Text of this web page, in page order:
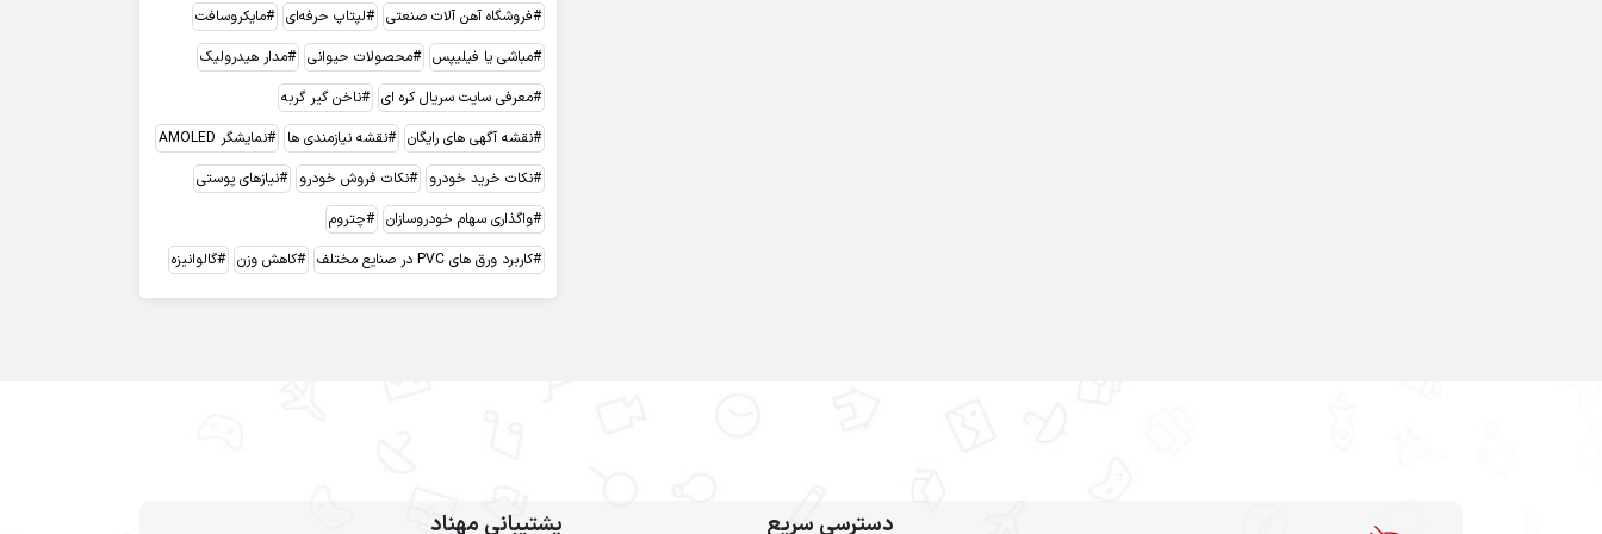
فروشگاه آهن آلات صنعتی لپتاپ حرفه‌ای
مایکروسافت
مباشی یا فیلیپس
محصولات حیوانی
مدار هیدرولیک
معرفی سایت سریال کره ای
ناخن گیر گربه
نقشه آگهی های رایگان
نقشه نیازمندی ها
نمایشگر AMOLED
نکات خرید خودرو
نکات فروش خودرو
نیازهای پوستی
واگذاری سهام خودروسازان
چتروم
کاربرد ورق های PVC در صنایع مختلف
کاهش وزن گالوانیزه
دسترسی سریع پشتیبانی مهناد